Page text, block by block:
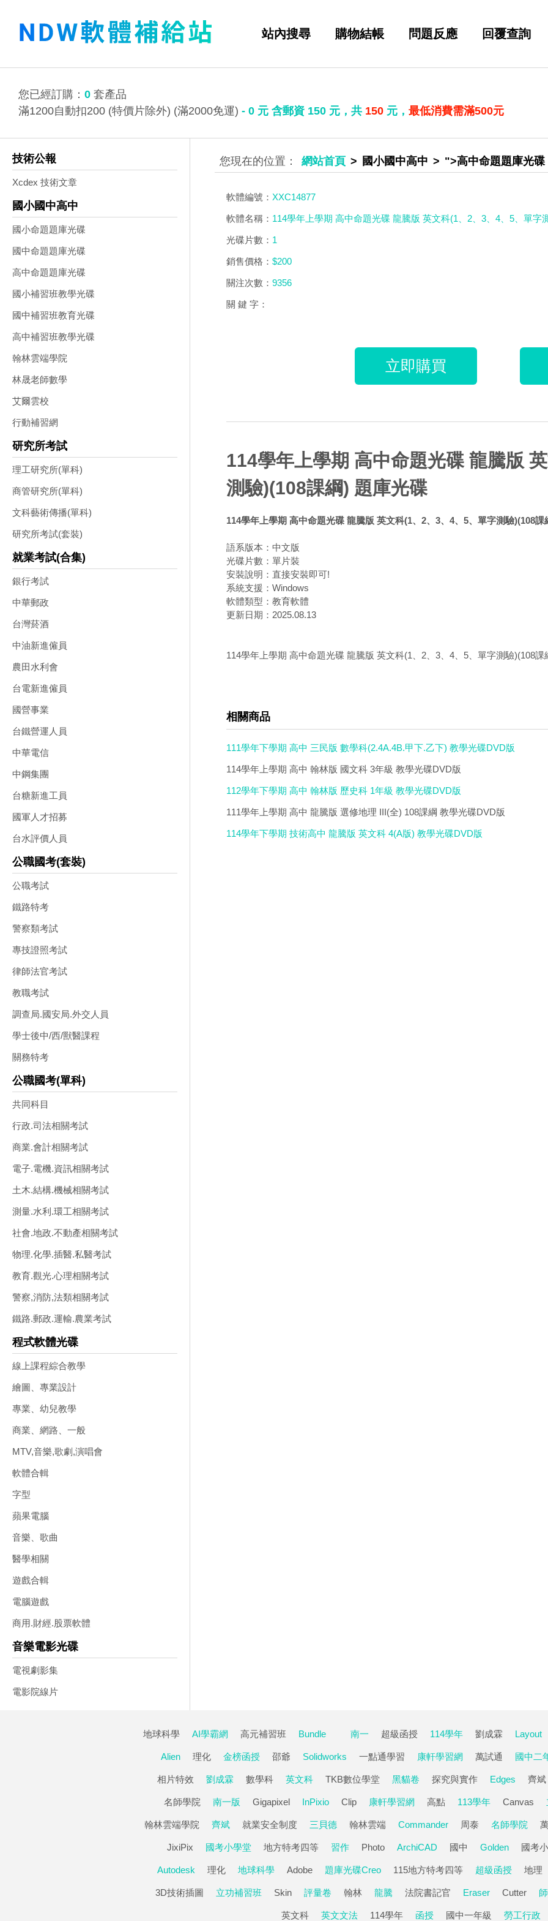
站內搜尋 購物結帳 問題反應 回覆查詢
您已經訂購： 0 套產品
滿1200自動扣200 (特價片除外) (滿2000免運) - 0 元 含郵資 150 元，共 150 元， 最低消費需滿500元
技術公報
Xcdex 技術文章
國小國中高中
國小命題題庫光碟
國中命題題庫光碟
高中命題題庫光碟
國小補習班教學光碟
國中補習班教育光碟
高中補習班教學光碟
翰林雲端學院
林晟老師數學
艾爾雲校
行動補習網
研究所考試
理工研究所(單科)
商管研究所(單科)
文科藝術傳播(單科)
研究所考試(套裝)
就業考試(合集)
銀行考試
中華郵政
台灣菸酒
中油新進僱員
農田水利會
台電新進僱員
國營事業
台鐵營運人員
中華電信
中鋼集團
台糖新進工員
國軍人才招募
台水評價人員
公職國考(套裝)
公職考試
鐵路特考
警察類考試
專技證照考試
律師法官考試
教職考試
調查局.國安局.外交人員
學士後中/西/獸醫課程
關務特考
公職國考(單科)
共同科目
行政.司法相關考試
商業.會計相關考試
電子.電機.資訊相關考試
土木.結構.機械相關考試
測量.水利.環工相關考試
社會.地政.不動產相關考試
物理.化學.插醫.私醫考試
教育.觀光.心理相關考試
警察,消防,法類相關考試
鐵路.郵政.運輸.農業考試
程式軟體光碟
線上課程綜合教學
繪圖、專業設計
專業、幼兒教學
商業、網路、一般
MTV,音樂,歌劇,演唱會
軟體合輯
字型
蘋果電腦
音樂、歌曲
醫學相關
遊戲合輯
電腦遊戲
商用.財經.股票軟體
音樂電影光碟
電視劇影集
電影院線片
網站首頁 國小國中高中 ">高中命題題庫光碟
軟體編號：XXC14877
軟體名稱： 114學年上學期 高中命題光碟 龍騰版 英文科(1、2、3、4、5、單字
光碟片數： 1
銷售價格：$200
關注次數：9356
關 鍵 字：
立即購買
114學年上學期 高中命題光碟 龍騰版
測驗)(108課綱) 題庫光碟
114學年上學期 高中命題光碟 龍騰版 英文科(1、2、3、4、5、單字測驗)(108課
語系版本：中文版
光碟片數：單片裝
安裝說明：直接安裝即可!
系統支援：Windows
軟體類型：教育軟體
更新日期：2025.08.13
114學年上學期 高中命題光碟 龍騰版 英文科(1、2、3、4、5、單字測驗)(108課
相關商品
111學年下學期 高中 三民版 數學科(2.4A.4B.甲下.乙下) 教學光碟DVD版
114學年上學期 高中 翰林版 國文科 3年級 教學光碟DVD版
112學年下學期 高中 翰林版 歷史科 1年級 教學光碟DVD版
111學年上學期 高中 龍騰版 選修地理 III(全) 108課綱 教學光碟DVD版
114學年下學期 技術高中 龍騰版 英文科 4(A版) 教學光碟DVD版
地球科學 AI學霸網 高元補習班 Bundle 南一 超級函授 114學年 劉成霖 Layout
Alien 理化 金榜函授 邵爺 Solidworks 一點通學習 康軒學習網 萬試通 國中二
相片特效 劉成霖 數學科 英文科 TKB數位學堂 黑貓卷 探究與實作 Edges 齊斌
名師學院 南一版 Gigapixel InPixio Clip 康軒學習網 高點 113學年 Canvas
翰林雲端學院 齊斌 就業安全制度 三貝德 翰林雲端 Commander 周泰 名師學院
JixiPix 國考小學堂 地方特考四等 習作 Photo ArchiCAD 國中 Golden 國考
Autodesk 理化 地球科學 Adobe 題庫光碟Creo 115地方特考四等 超級函授 地理
3D技術插圖 立功補習班 Skin 評量卷 翰林 龍騰 法院書記官 Eraser Cutter
英文科 英文文法 114學年 函授 國中一年級 勞工行政